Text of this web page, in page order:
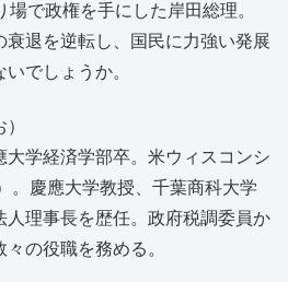
で政権を手にした岸田総理。
衰退を逆転し、国民に力強い発展
でしょうか。
大学経済学部卒。米ウィスコンシ
。慶應大学教授、千葉商科大学
人理事長を歴任。政府税調委員か
の役職を務める。